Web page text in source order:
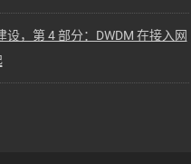
设，第 4 部分：DWDM 在接入网